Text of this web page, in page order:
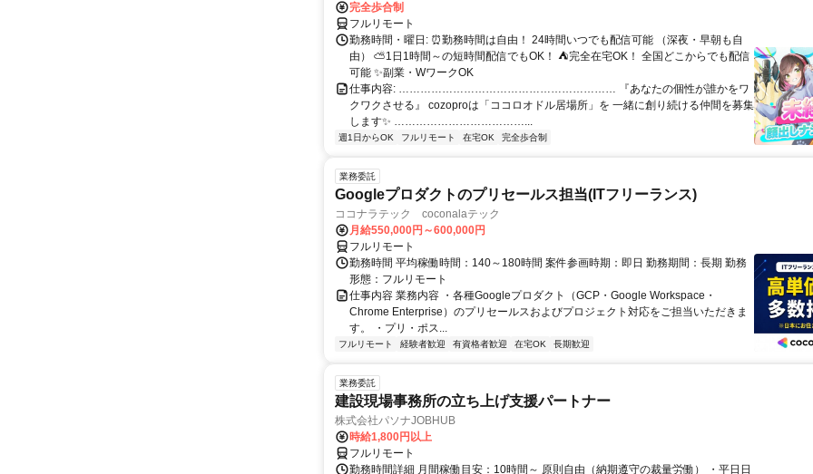
完全歩合制
フルリモート
勤務時間・曜日: ⏰勤務時間は自由！ 24時間いつでも配信可能 （深夜・早朝も自
由） ⛅1日1時間～の短時間配信でもOK！ ⛺完全在宅OK！ 全国どこからでも配信
可能 ✨副業・WワークOK
仕事内容: …………………………………………………… 『あなたの個性が誰かをワ
クワクさせる』 cozoproは「ココロオドル居場所」を 一緒に創り続ける仲間を募集
します✨ ………………………………...
週1日からOK フルリモート 在宅OK 完全歩合制
業務委託
Googleプロダクトのプリセールス担当(ITフリーランス)
ココナラテック coconalaテック
月給550,000円～600,000円
フルリモート
勤務時間 平均稼働時間：140～180時間 案件参画時期：即日 勤務期間：長期 勤務
形態：フルリモート
仕事内容 業務内容 ・各種Googleプロダクト（GCP・Google Workspace・
Chrome Enterprise）のプリセールスおよびプロジェクト対応をご担当いただきま
す。 ・プリ・ポス...
フルリモート 経験者歓迎 有資格者歓迎 在宅OK 長期歓迎
業務委託
建設現場事務所の立ち上げ支援パートナー
株式会社パソナJOBHUB
時給1,800円以上
フルリモート
勤務時間詳細 月間稼働目安：10時間～ 原則自由（納期遵守の裁量労働） ・平日日